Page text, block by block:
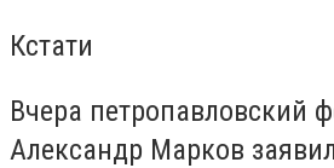
Кстати
Вчера петропавловский
Александр Марков